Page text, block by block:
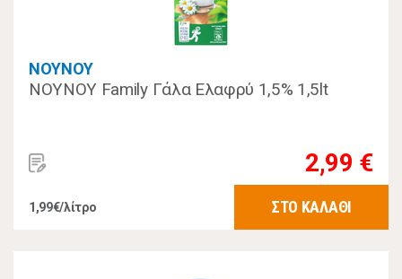
ΝΟΥΝΟΥ
ΝΟΥΝΟΥ Family Γάλα Ελαφρύ 1,5% 1,5lt
2,99 €
1,99€/λίτρο ΣΤΟ ΚΑΛΑΘΙ